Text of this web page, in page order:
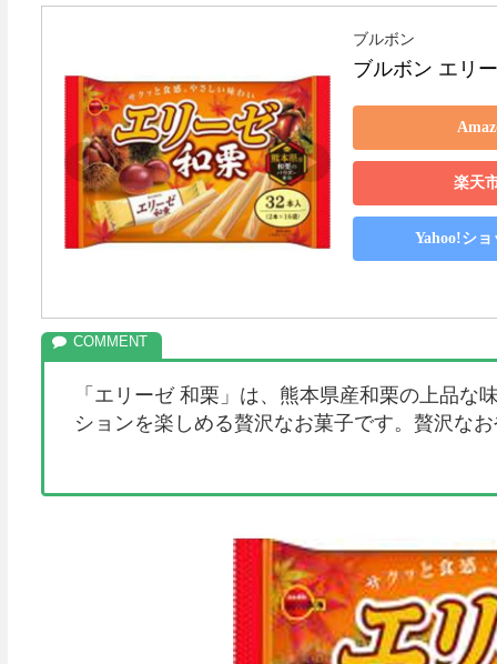
ブルボン
ブルボン エリ
楽天
Yahoo!シ
「エリーゼ 和栗」は、熊本県産和栗の上品
ションを楽しめる贅沢なお菓子です。贅沢な